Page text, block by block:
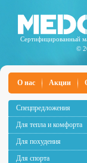
Сертифицированный
©
О нас Акции
Спецпредложения
Для тепла и комфорта
Для похудения
Для спорта